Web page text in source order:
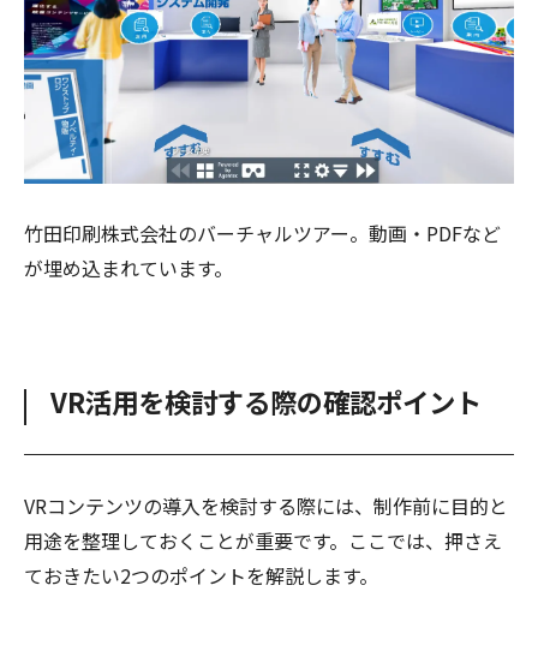
竹田印刷株式会社のバーチャルツアー。動画・PDFなど
が埋め込まれています。
VR活用を検討する際の確認ポイント
VRコンテンツの導入を検討する際には、制作前に目的と
用途を整理しておくことが重要です。ここでは、押さえ
ておきたい2つのポイントを解説します。